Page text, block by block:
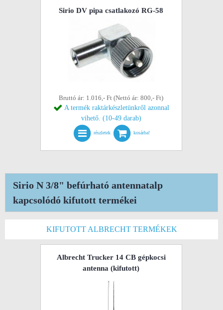
Sirio DV pipa csatlakozó RG-58
Bruttó ár: 1.016,- Ft (Nettó ár: 800,- Ft)
A termék raktárkészletünkről azonnal
vihető. (10-49 darab)
részletek kosárba!
Sirio N 3/8" befúrható antennatalp
kapcsolódó kifutott termékei
KIFUTOTT ALBRECHT TERMÉKEK
Albrecht Trucker 14 CB gépkocsi
antenna (kifutott)